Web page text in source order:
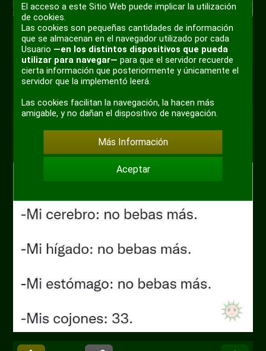
+ 7
El acceso a este Sitio Web puede implicar la utilización
de cookies.
Las cookies son pequeñas cantidades de información
que se almacenan en el navegador utilizado por cada
Usuario —en los distintos dispositivos que pueda
utilizar para navegar— para que el servidor recuerde
cierta información que posteriormente y únicamente el
servidor que la implementó leerá.
Las cookies facilitan la navegación, la hacen más
amigable, y no dañan el dispositivo de navegación.
Más Información
Aceptar